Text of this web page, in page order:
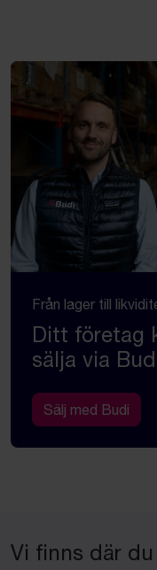
Från lager till
Ditt företag
sälja via
Sälj med Budi
Vi finns där